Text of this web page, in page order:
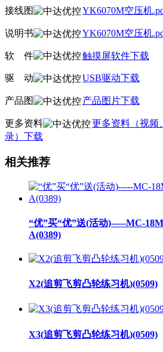
接线图 YK6070M空压机
说明书 YK6070M空压机
软 件 触摸屏软件下载
驱 动 USB驱动下载
产品图 产品图片下载
更多资料
更多资料（视频
录）下载
相关推荐
“优”买“优”送(活动)-----MC-
A(0389)
X2(追剪飞剪凸轮练习机)(0509)
X3(追剪飞剪凸轮练习机)(0509)